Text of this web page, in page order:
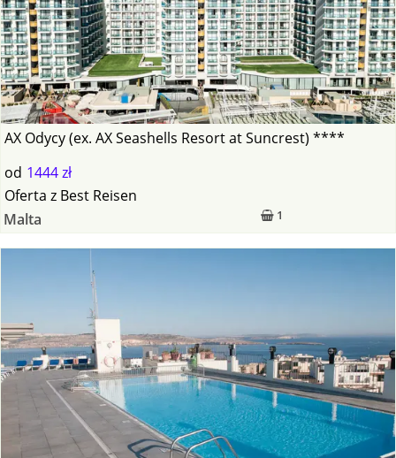
AX Odycy (ex. AX Seashells Resort at Suncrest) ****
od 1444 zł
1
Oferta z Best Reisen
Malta